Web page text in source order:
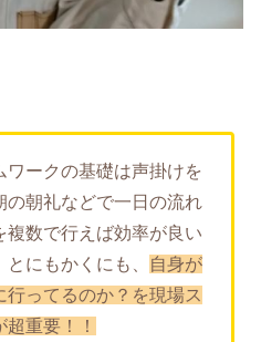
ークの基礎は声掛けを
の朝礼などで一日の流れ
複数で行えば効率が良い
にもかくにも、 自身が
ってるのか？を現場ス
重要！！